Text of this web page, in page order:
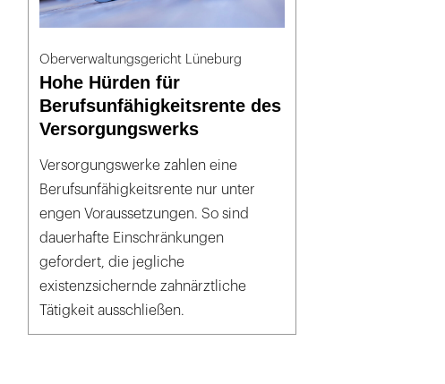
Oberverwaltungsgericht Lüneburg
Hohe Hürden für
Berufsunfähigkeitsrente des
Versorgungswerks
Versorgungswerke zahlen eine
Berufsunfähigkeitsrente nur unter
engen Voraussetzungen. So sind
dauerhafte Einschränkungen
gefordert, die jegliche
existenzsichernde zahnärztliche
Tätigkeit ausschließen.